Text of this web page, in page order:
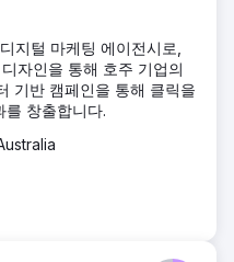
지털 마케팅 에이전시로,
자인을 통해 호주 기업의
기반 캠페인을 통해 클릭을
를 창출합니다.